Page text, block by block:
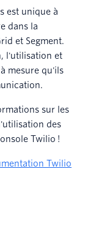
est unique à
dans la
et Segment.
l'utilisation et
mesure qu'ils
sur les
des
Twilio !
Twilio